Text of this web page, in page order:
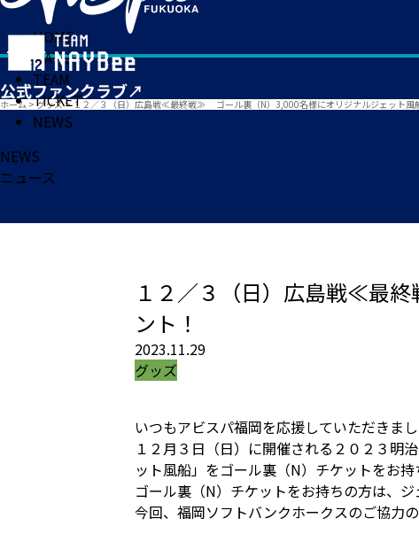
HOME
MATCH
TEAM
TICKET
NEWS
ホーム > グッズ>１２／３（日）広島戦≪最終戦≫ ゴール裏（N）3,000名様にオリジナルジェット風
NEWS
ニュース
１２／３（日）広島戦≪最
ント！
2023.11.29
グッズ
いつもアビスパ福岡を応援していただきま
１２月３日（日）に開催される２０２３
ット風船」をゴール裏（N）チケットをお
ゴール裏（N）チケットをお持ちの方は、
今回、福岡ソフトバンクホークスのご協力